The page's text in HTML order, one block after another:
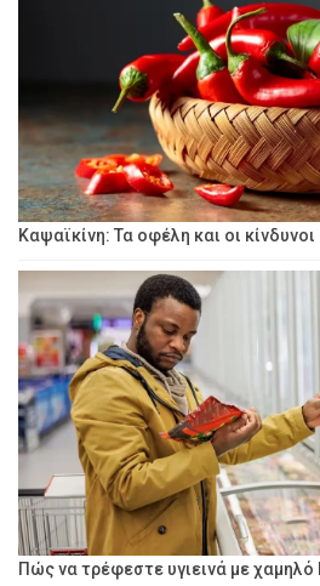
Καψαϊκίνη: Τα οφέλη και οι
Πώς να τρέφεστε υγιεινά με